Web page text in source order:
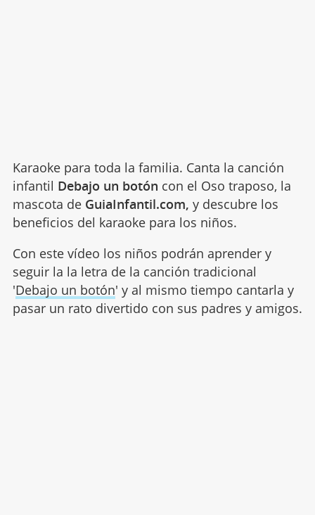
Karaoke para toda la familia. Canta la canción
infantil Debajo un botón con el Oso traposo, la
mascota de GuiaInfantil.com, y descubre los
beneficios del karaoke para los niños.
Con este vídeo los niños podrán aprender y
seguir la la letra de la canción tradicional
'Debajo un botón' y al mismo tiempo cantarla y
pasar un rato divertido con sus padres y amigos.